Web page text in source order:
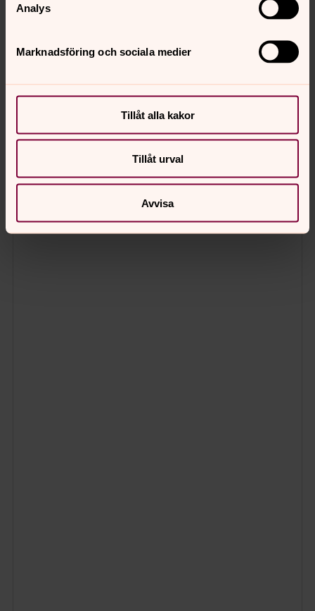
Analys
Marknadsföring och sociala medier
Tillåt alla kakor
Tillåt urval
Avvisa